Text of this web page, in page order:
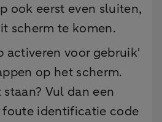
ook eerst even sluiten,
scherm te komen.
activeren voor gebruik'
op het scherm.
Vul dan een
foute identificatie code